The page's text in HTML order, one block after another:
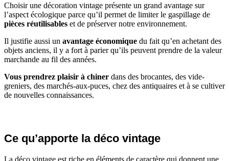
Choisir une décoration vintage présente un grand avantage sur
l’aspect écologique parce qu’il permet de limiter le gaspillage de
pièces réutilisables et de préserver notre environnement.
Il justifie aussi un avantage économique du fait qu’en achetant des
objets anciens, il y a fort à parier qu’ils peuvent prendre de la valeur
marchande au fil des années.
Vous prendrez plaisir à chiner dans des brocantes, des vide-
greniers, des marchés-aux-puces, chez des antiquaires et à se cultiver
de nouvelles connaissances.
Ce qu’apporte la déco vintage
La déco vintage est riche en éléments de caractère qui donnent une